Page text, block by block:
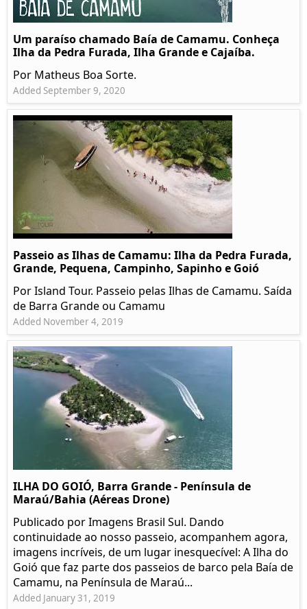
Um paraíso chamado Baía de Camamu. Conheça
Ilha da Pedra Furada, Ilha Grande e Cajaíba.
Por Matheus Boa Sorte.
Added September 9, 2020
Passeio as Ilhas de Camamu: Ilha da Pedra Furada,
Grande, Pequena, Campinho, Sapinho e Goió
Por Island Tour. Passeio pelas Ilhas de Camamu. Saída
de Barra Grande ou Camamu
Added November 4, 2019
ILHA DO GOIÓ, Barra Grande - Península de
Maraú/Bahia (Aéreas Drone)
Publicado por Imagens Brasil Sul. Dando
continuidade ao nosso passeio, acompanhem agora,
imagens incríveis, de um lugar inesquecível: A Ilha do
Goió que faz parte dos passeios de barco pela Baía de
Camamu, na Península de Maraú...
Added January 31, 2019